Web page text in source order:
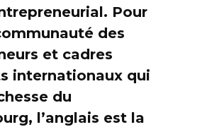
Pour
des
et cadres
internationaux qui
du
l’anglais est la